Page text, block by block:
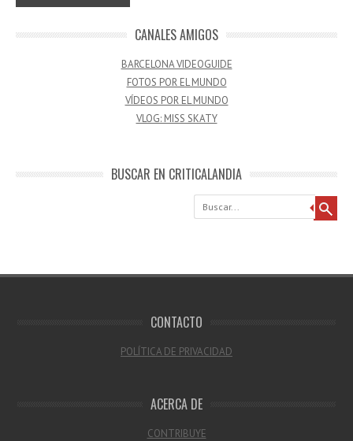
CANALES AMIGOS
BARCELONA VIDEOGUIDE
FOTOS POR EL MUNDO
VÍDEOS POR EL MUNDO
VLOG: MISS SKATY
BUSCAR EN CRITICALANDIA
Buscar
CONTACTO
POLÍTICA DE PRIVACIDAD
ACERCA DE
CONTRIBUYE